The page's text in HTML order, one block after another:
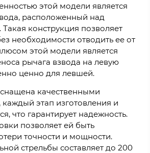
этой модели является
расположенный над
конструкция позволяет
необходимости отводить ее от
этой модели является
рычага взвода на левую
ценно для левшей.
качественными
этап изготовления и
что гарантирует надежность.
позволяет ей быть
точности и мощности.
стрельбы составляет до 200